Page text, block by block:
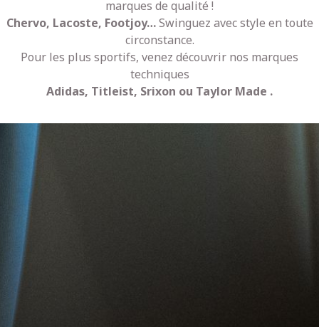
marques de qualité !
Chervo, Lacoste, Footjoy…Swinguez avec style en toute
circonstance.
Pour les plus sportifs, venez découvrir nos marques
techniques
Adidas, Titleist, Srixon ou Taylor Made .